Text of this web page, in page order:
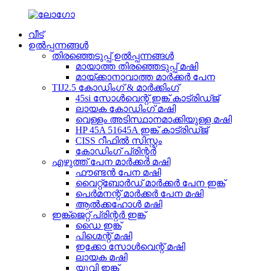
വീട്
ഉൽപ്പന്നങ്ങൾ
തിരഞ്ഞെടുപ്പ് ഉൽപ്പന്നങ്ങൾ
മായാത്ത തിരഞ്ഞെടുപ്പ് മഷി
മായ്ക്കാനാവാത്ത മാർക്കർ പേന
TIJ2.5 കോഡിംഗ് & മാർക്കിംഗ്
45si സോൾവെന്റ് ഇങ്ക് കാട്രിഡ്ജ്
ലായക കോഡിംഗ് മഷി
വെള്ളം അടിസ്ഥാനമാക്കിയുള്ള മഷി
HP 45A 51645A ഇങ്ക് കാട്രിഡ്ജ്
CISS റീഫിൽ സിസ്റ്റം
കോഡിംഗ് പ്രിന്റർ
എഴുത്ത് പേന മാർക്കർ മഷി
ഫൗണ്ടൻ പേന മഷി
വൈറ്റ്‌ബോർഡ് മാർക്കർ പേന ഇങ്ക്
പെർമനന്റ് മാർക്കർ പേന മഷി
ആൽക്കഹോൾ മഷി
ഇങ്ക്ജെറ്റ് പ്രിന്റർ ഇങ്ക്
ഡൈ ഇങ്ക്
പിഗ്മെന്റ് മഷി
ഇക്കോ സോൾവെന്റ് മഷി
ലായക മഷി
യുവി ഇങ്ക്